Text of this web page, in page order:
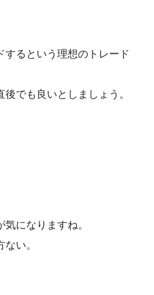
るという理想のトレード
でも良いとしましょう。
になりますね。
い。